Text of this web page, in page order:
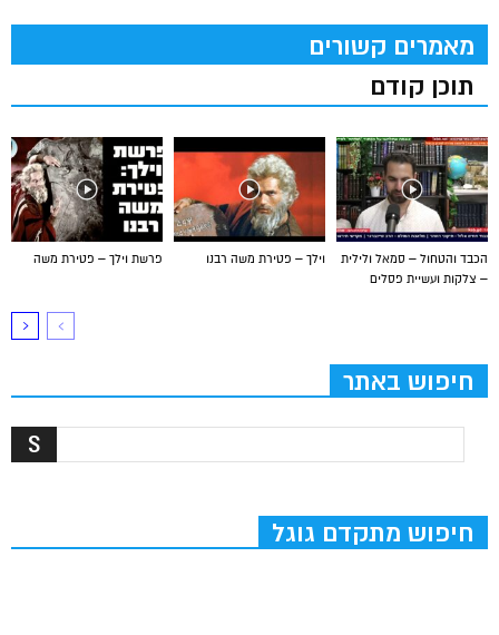
מאמרים קשורים
תוכן קודם
פרשת וילך – פטירת משה וילך – פטירת משה רבנו
הכבד והטחול – סמאל ולילית
– צלקות ועשיית פסלים
חיפוש באתר
חיפוש מתקדם גוגל